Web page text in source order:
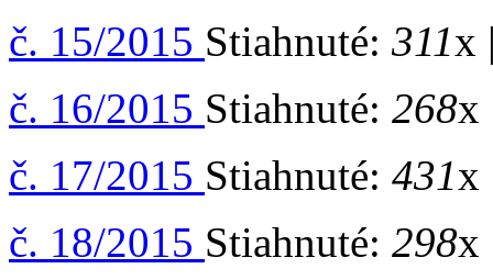
č. 15/2015 Stiahnuté: 311x
č. 16/2015 Stiahnuté: 268x
č. 17/2015 Stiahnuté: 431x
č. 18/2015 Stiahnuté: 298x